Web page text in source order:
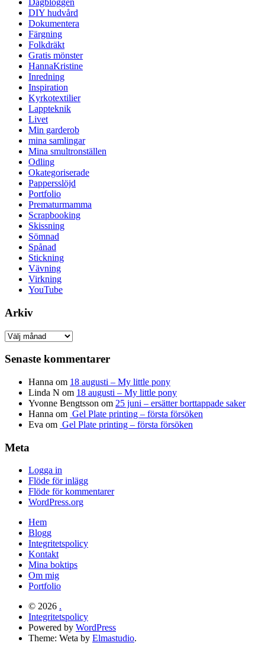
Dagbloggen
DIY hudvård
Dokumentera
Färgning
Folkdräkt
Gratis mönster
HannaKristine
Inredning
Inspiration
Kyrkotextilier
Lappteknik
Livet
Min garderob
mina samlingar
Mina smultronställen
Odling
Okategoriserade
Pappersslöjd
Portfolio
Prematurmamma
Scrapbooking
Skissning
Sömnad
Spånad
Stickning
Vävning
Virkning
YouTube
Arkiv
Arkiv
Senaste kommentarer
Hanna om 18 augusti – My little pony
Linda N om 18 augusti – My little pony
Yvonne Bengtsson om 25 juni – ersätter borttappade saker
Hanna om Gel Plate printing – första försöken
Eva om Gel Plate printing – första försöken
Meta
Logga in
Flöde för inlägg
Flöde för kommentarer
WordPress.org
Hem
Blogg
Integritetspolicy
Kontakt
Mina boktips
Om mig
Portfolio
© 2026 .
Integritetspolicy
Powered by WordPress
Theme: Weta by Elmastudio.